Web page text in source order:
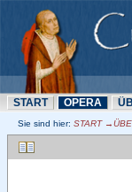
START OPERA
Sie sind hier: START